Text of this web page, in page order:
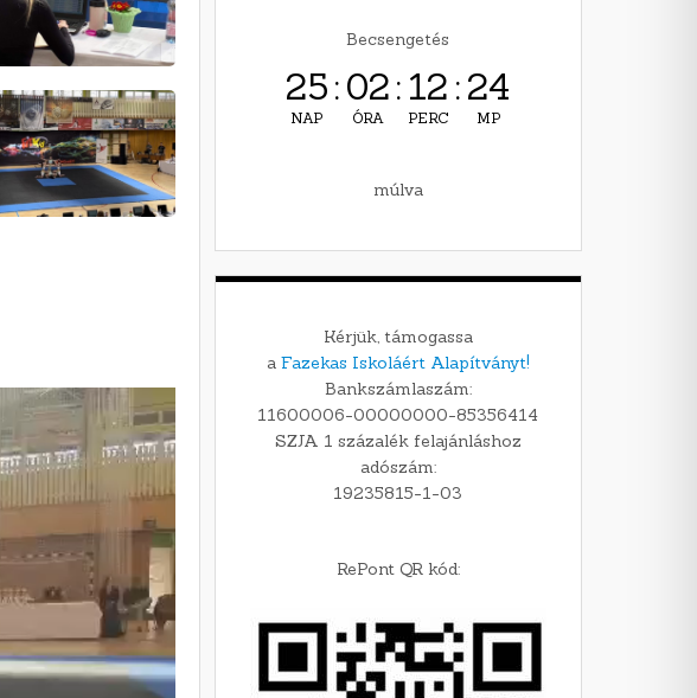
Becsengetés
25
NAP
:02
ÓRA
: 12
PERC
:23
MP
múlva
Kérjük, támogassa
a Fazekas Iskoláért Alapítványt!
Bankszámlaszám:
11600006-00000000-85356414
SZJA 1 százalék felajánláshoz
adószám:
19235815-1-03
RePont QR kód: